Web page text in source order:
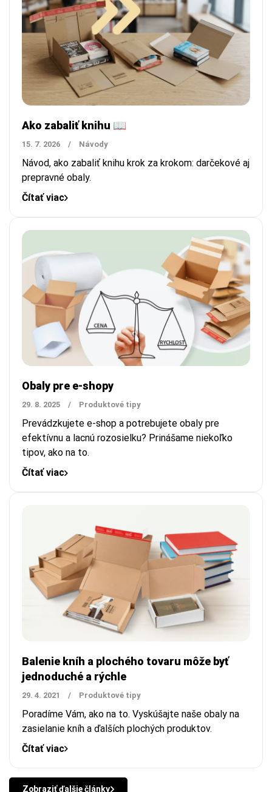
Ako zabaliť knihu 📖
15. 7. 2026 / Návody
Návod, ako zabaliť knihu krok za krokom: darčekové aj
prepravné obaly.
Čítať viac
Obaly pre e-shopy
29. 8. 2025 / Produktové tipy
Prevádzkujete e-shop a potrebujete obaly pre
efektívnu a lacnú rozosielku? Prinášame niekoľko
tipov, ako na to.
Čítať viac
Balenie kníh a plochého tovaru môže byť
jednoduché a rýchle
29. 4. 2021 / Produktové tipy
Poradíme Vám, ako na to. Vyskúšajte naše obaly na
zasielanie kníh a ďalších plochých produktov.
Čítať viac
Zobraziť ďalšie články